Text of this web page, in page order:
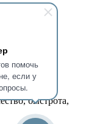
помочь
если у
54, оф.13
офертой!
быстрота,